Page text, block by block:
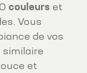
couleurs et
Vous
de vos
similaire
et